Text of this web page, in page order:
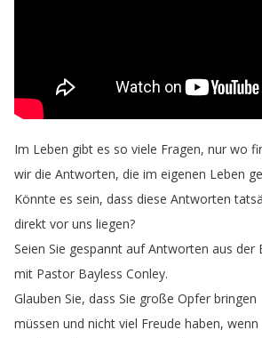
Im Leben gibt es so viele Fragen, nur wo
wir die Antworten, die im eigenen Leben
Könnte es sein, dass diese Antworten
direkt vor uns liegen?
Seien Sie gespannt auf Antworten aus der
mit Pastor Bayless Conley.
Glauben Sie, dass Sie große Opfer bringen
müssen und nicht viel Freude haben, wenn